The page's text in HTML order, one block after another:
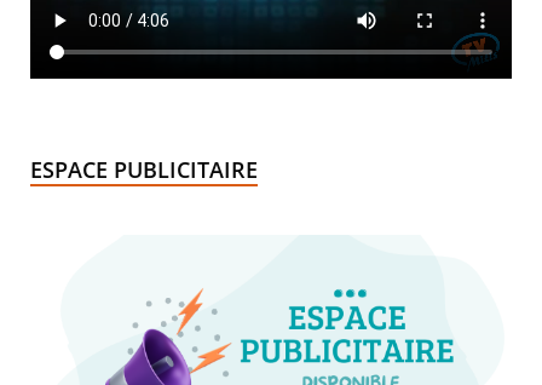
ESPACE PUBLICITAIRE